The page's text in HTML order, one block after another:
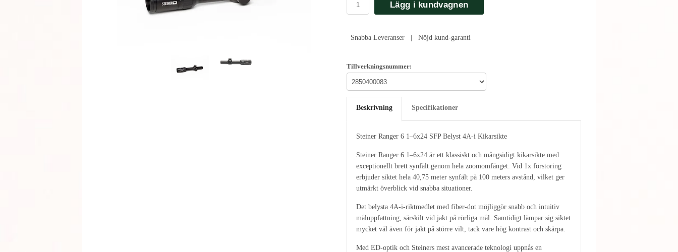
Lägg i kundvagnen
Snabba Leveranser | Nöjd kund-garanti
Tillverkningsnummer:
Beskrivning Specifikationer
Steiner Ranger 6 1–6x24 SFP Belyst 4A-i Kikarsikte
Steiner Ranger 6 1–6x24 är ett klassiskt och mångsidigt kikarsikte med
exceptionellt brett synfält genom hela zoomomfånget. Vid 1x förstoring
erbjuder siktet hela 40,75 meter synfält på 100 meters avstånd, vilket ger
utmärkt överblick vid snabba situationer.
Det belysta 4A-i-riktmedlet med fiber-dot möjliggör snabb och intuitiv
måluppfattning, särskilt vid jakt på rörliga mål. Samtidigt lämpar sig siktet
mycket väl även för jakt på större vilt, tack vare hög kontrast och skärpa.
Med ED-optik och Steiners mest avancerade teknologi uppnås en